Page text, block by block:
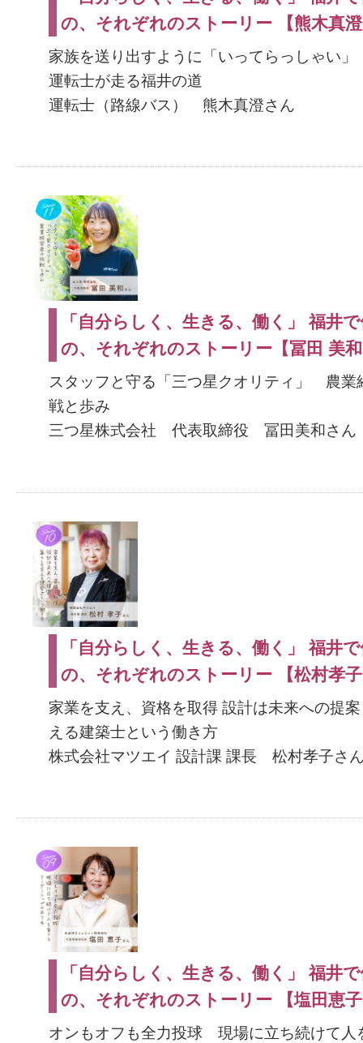
の、それぞれのストーリー 【熊木真
家族を送り出すように「いってらっしゃい
運転士が走る福井の道
運転士（路線バス） 熊木真澄さん
「自分らしく、生きる、働く」 福井
の、それぞれのストーリー【冨田 美
スタッフと守る「三つ星クオリティ」 農業
戦と歩み
三つ星株式会社 代表取締役 冨田美和さん
「自分らしく、生きる、働く」 福井
の、それぞれのストーリー 【松村孝
家業を支え、資格を取得 設計は未来への提
える建築士という働き方
株式会社マツエイ 設計課 課長 松村孝子さ
「自分らしく、生きる、働く」 福井
の、それぞれのストーリー 【塩田恵
オンもオフも全力投球 現場に立ち続けて